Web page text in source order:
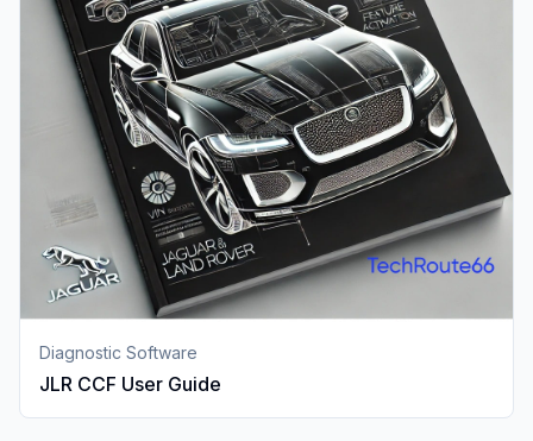
Diagnostic Software
JLR CCF User Guide